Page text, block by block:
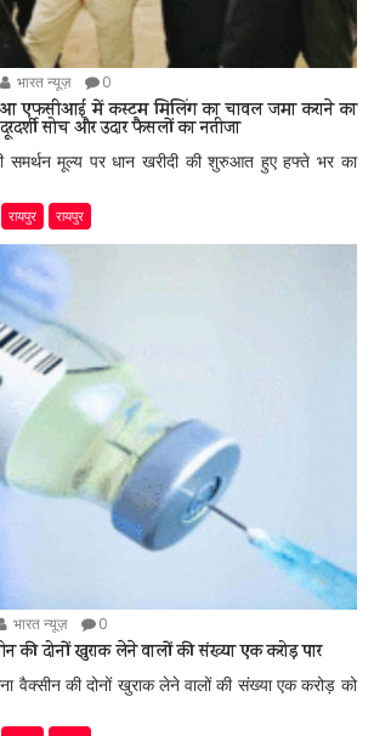
भारत न्यूज़ 0
एफसीआई में कस्टम मिलिंग का चावल जमा कराने का
सोच और उदार फैसलों का नतीजा
समर्थन मूल्य पर धान खरीदी की शुरुआत हुए हफ्ते भर का
रायपुर रायपुर
भारत न्यूज़ 0
की दोनों खुराक लेने वालों की संख्या एक करोड़ पार
वैक्सीन की दोनों खुराक लेने वालों की संख्या एक करोड़ को